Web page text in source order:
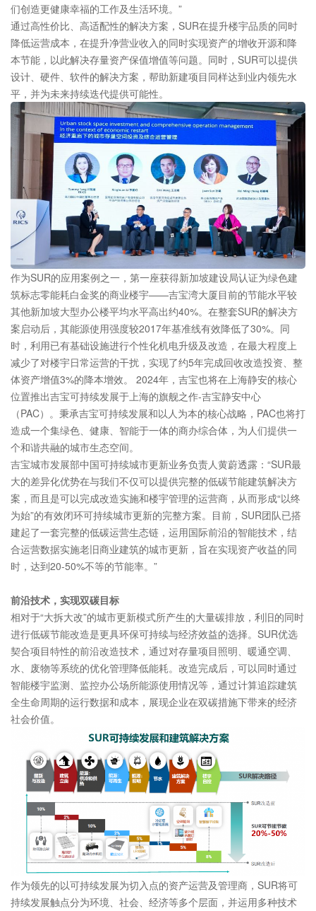
们创造更健康幸福的工作及生活环境。”
通过高性价比、高适配性的解决方案，SUR在提升楼宇品质的同时
降低运营成本，在提升净营业收入的同时实现资产的增收开源和降
本节能，以此解决存量资产保值增值等问题。同时，SUR可以提供
设计、硬件、软件的解决方案，帮助新建项目同样达到业内领先水
平，并为未来持续迭代提供可能性。
作为SUR的应用案例之一，第一座获得新加坡建设局认证为绿色建
筑标志零能耗白金奖的商业楼宇——吉宝湾大厦目前的节能水平较
其他新加坡大型办公楼平均水平高出约40%。在整套SUR的解决方
案启动后，其能源使用强度较2017年基准线有效降低了30%。同
时，利用已有基础设施进行个性化机电升级及改造，在最大程度上
减少了对楼宇日常运营的干扰，实现了约5年完成回收改造投资、整
体资产增值3%的降本增效。 2024年，吉宝也将在上海静安的核心
位置推出吉宝可持续发展于上海的旗舰之作-吉宝静安中心
（PAC）。秉承吉宝可持续发展和以人为本的核心战略，PAC也将打
造成一个集绿色、健康、智能于一体的商办综合体，为人们提供一
个和谐共融的城市生态空间。
吉宝城市发展部中国可持续城市更新业务负责人黄蔚透露：“SUR最
大的差异化优势在与我们不仅可以提供完整的低碳节能建筑解决方
案，而且是可以完成改造实施和楼宇管理的运营商，从而形成“以终
为始”的有效闭环可持续城市更新的完整方案。目前，SUR团队已搭
建起了一套完整的低碳运营生态链，运用国际前沿的智能技术，结
合运营数据实施老旧商业建筑的城市更新，旨在实现资产收益的同
时，达到20-50%不等的节能率。”
前沿技术，实现双碳目标
相对于“大拆大改”的城市更新模式所产生的大量碳排放，利旧的同时
进行低碳节能改造是更具环保可持续与经济效益的选择。SUR优选
契合项目特性的前沿改造技术，通过对存量项目照明、暖通空调、
水、废物等系统的优化管理降低能耗。改造完成后，可以同时通过
智能楼宇监测、监控办公场所能源使用情况等，通过计算追踪建筑
全生命周期的运行数据和成本，展现企业在双碳措施下带来的经济
社会价值。
作为领先的以可持续发展为切入点的资产运营及管理商，SUR将可
持续发展触点分为环境、社会、经济等多个层面，并运用多种技术